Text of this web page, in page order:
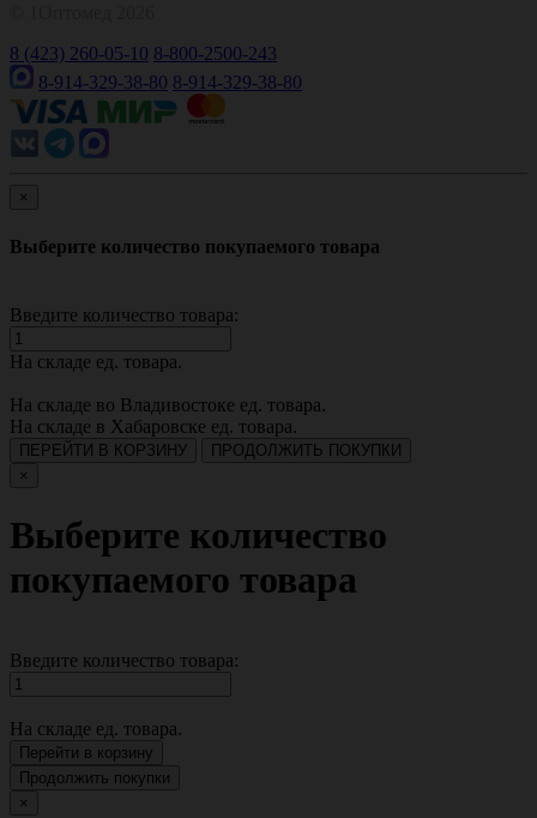
8 (423) 260-05-10 8-800-2500-243
8-914-329-38-80 8-914-329-38-80
×
Выберите количество покупаемого товара
Введите количество товара:
На складе ед. товара.
На складе во Владивостоке ед. товара.
На складе в Хабаровске ед. товара.
ПЕРЕЙТИ В КОРЗИНУ
ПРОДОЛЖИТЬ ПОКУПКИ
×
Выберите количество
покупаемого товара
Введите количество товара:
На складе ед. товара.
Перейти в корзину
Продолжить покупки
×